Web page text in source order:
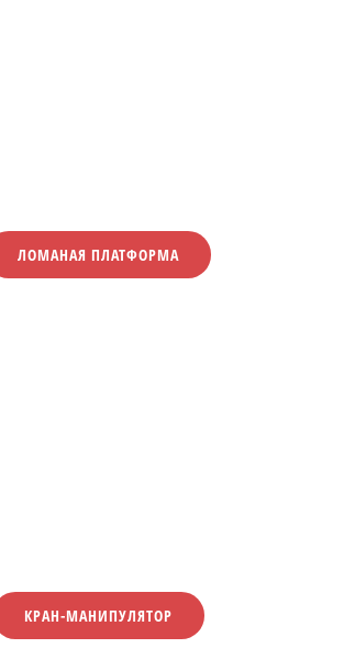
ЛОМАНАЯ ПЛАТФОРМА
КРАН-МАНИПУЛЯТОР